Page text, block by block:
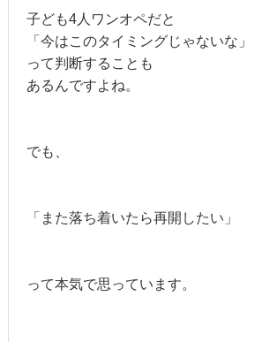
子ども4人ワンオペだと
「今はこのタイミングじゃないな」
って判断することも
あるんですよね。
でも、
「また落ち着いたら再開したい」
って本気で思っています。